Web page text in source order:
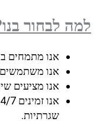
למה לבחור
אנו מתמחים
אנו משתמשים
אנו מציעים
שגרתיות.